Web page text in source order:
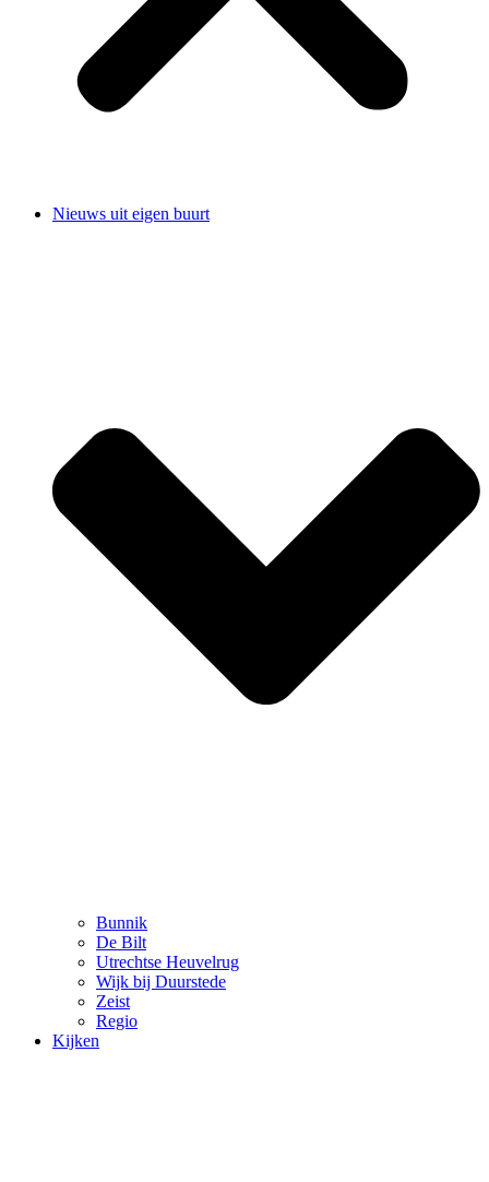
Nieuws uit eigen buurt
Bunnik
De Bilt
Utrechtse Heuvelrug
Wijk bij Duurstede
Zeist
Regio
Kijken